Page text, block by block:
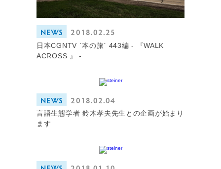
NEWS
2018.02.25
日本CGNTV `本の旅` 443編 - 『WALK
ACROSS 』 -
NEWS
2018.02.04
言語生態学者 鈴木孝夫先生との企画が始まり
ます